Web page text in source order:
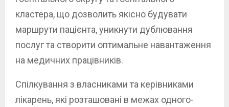
кластера, що дозволить якісно будувати
маршрути пацієнта, уникнути дублювання
послуг та створити оптимальне навантаження
на медичних працівників.
Спілкування з власниками та керівниками
лікарень, які розташовані в межах одного-